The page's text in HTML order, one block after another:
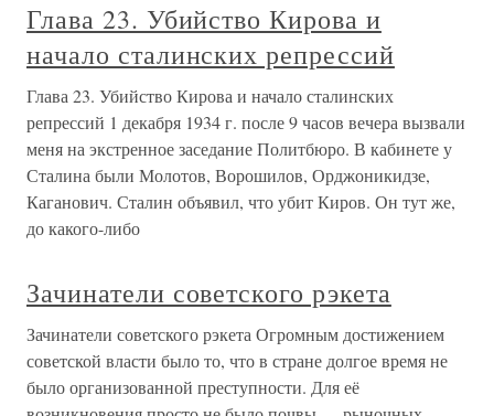
Глава 23. Убийство Кирова и
начало сталинских репрессий
Глава 23. Убийство Кирова и начало сталинских
репрессий 1 декабря 1934 г. после 9 часов вечера вызвали
меня на экстренное заседание Политбюро. В кабинете у
Сталина были Молотов, Ворошилов, Орджоникидзе,
Каганович. Сталин объявил, что убит Киров. Он тут же,
до какого-либо
Зачинатели советского рэкета
Зачинатели советского рэкета Огромным достижением
советской власти было то, что в стране долгое время не
было организованной преступности. Для её